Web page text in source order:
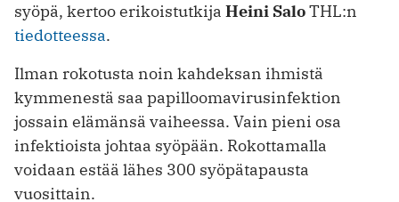
syöpä, kertoo erikoistutkija Heini SaloTHL:n
tiedotteessa.
Ilman rokotusta noin kahdeksan ihmistä
kymmenestä saa papilloomavirusinfektion
jossain elämänsä vaiheessa. Vain pieni osa
infektioista johtaa syöpään. Rokottamalla
voidaan estää lähes 300 syöpätapausta
vuosittain.